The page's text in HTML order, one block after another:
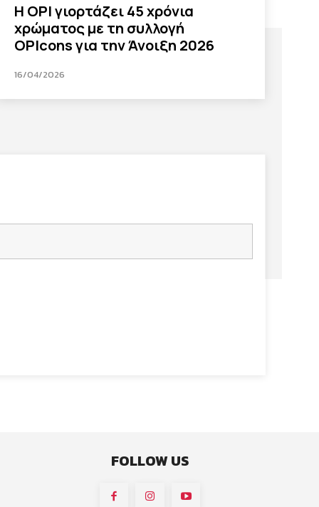
Η OPI γιορτάζει 45 χρόνια
χρώματος με τη συλλογή
OPIcons για την Άνοιξη 2026
16/04/2026
FOLLOW US